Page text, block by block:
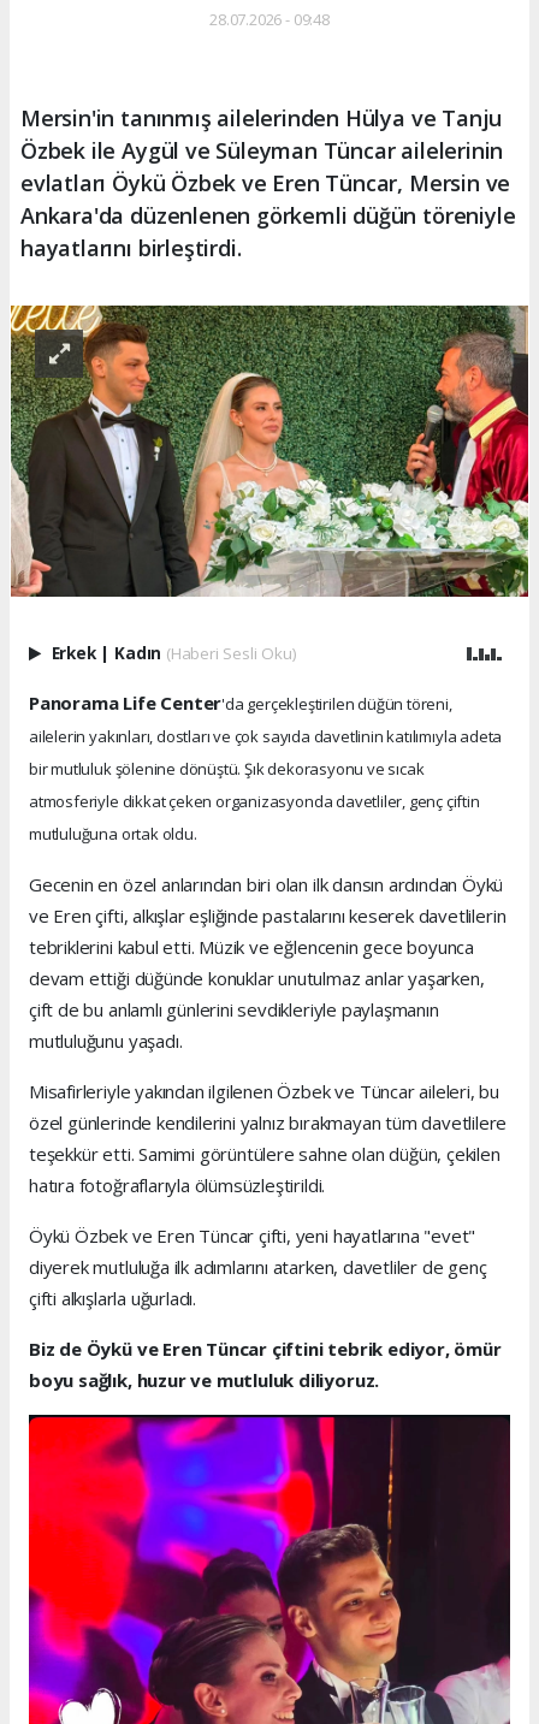
28.07.2026 - 09:48
Mersin'in tanınmış ailelerinden Hülya ve Tanju
Özbek ile Aygül ve Süleyman Tüncar ailelerinin
evlatları Öykü Özbek ve Eren Tüncar, Mersin ve
Ankara'da düzenlenen görkemli düğün töreniyle
hayatlarını birleştirdi.
Erkek | Kadın (Haberi Sesli Oku)
Panorama Life Center'da gerçekleştirilen düğün töreni,
ailelerin yakınları, dostları ve çok sayıda davetlinin katılımıyla adeta
bir mutluluk şölenine dönüştü. Şık dekorasyonu ve sıcak
atmosferiyle dikkat çeken organizasyonda davetliler, genç çiftin
mutluluğuna ortak oldu.
Gecenin en özel anlarından biri olan ilk dansın ardından Öykü
ve Eren çifti, alkışlar eşliğinde pastalarını keserek davetlilerin
tebriklerini kabul etti. Müzik ve eğlencenin gece boyunca
devam ettiği düğünde konuklar unutulmaz anlar yaşarken,
çift de bu anlamlı günlerini sevdikleriyle paylaşmanın
mutluluğunu yaşadı.
Misafirleriyle yakından ilgilenen Özbek ve Tüncar aileleri, bu
özel günlerinde kendilerini yalnız bırakmayan tüm davetlilere
teşekkür etti. Samimi görüntülere sahne olan düğün, çekilen
hatıra fotoğraflarıyla ölümsüzleştirildi.
Öykü Özbek ve Eren Tüncar çifti, yeni hayatlarına "evet"
diyerek mutluluğa ilk adımlarını atarken, davetliler de genç
çifti alkışlarla uğurladı.
Biz de Öykü ve Eren Tüncar çiftini tebrik ediyor, ömür
boyu sağlık, huzur ve mutluluk diliyoruz.